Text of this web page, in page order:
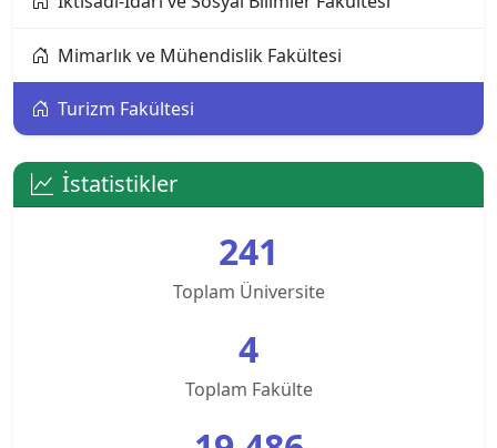
Altınbaş Üniversitesi
Amasya Üniversitesi
Anadolu Üniversitesi
Ankara Müzik ve Güzel Sanatlar Üniversitesi
Ankara Sosyal Bilimler Üniversitesi
Mimarlık ve Mühendislik Fakültesi
Turizm Fakültesi
İstatistikler
241
Toplam Üniversite
4
Toplam Fakülte